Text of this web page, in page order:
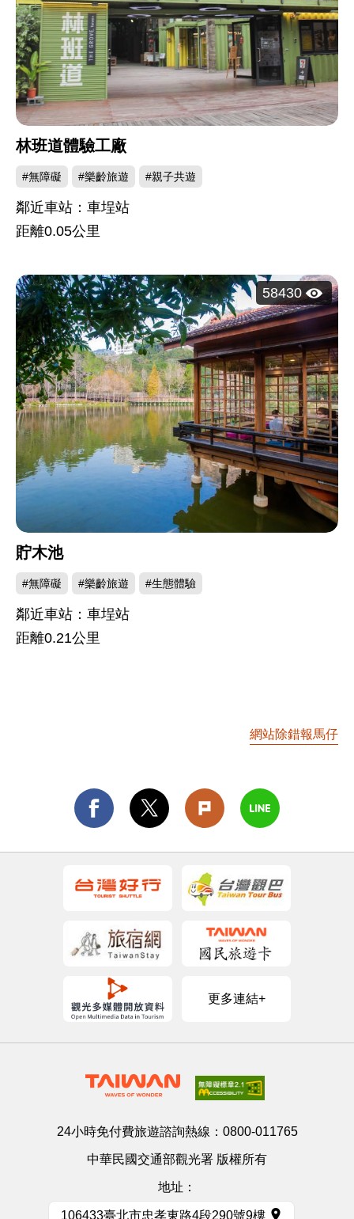
林班道體驗工廠
#無障礙 #樂齡旅遊 #親子共遊
鄰近車站：車埕站
距離0.05公里
貯木池
#無障礙 #樂齡旅遊 #生態體驗
鄰近車站：車埕站
距離0.21公里
瀏
覽
次：
58430
網站除錯報馬仔
更多連結+
24小時免付費旅遊諮詢熱線： 0800-011765
中華民國交通部觀光署 版權所有
地址：
106433臺北市忠孝東路4段290號9樓